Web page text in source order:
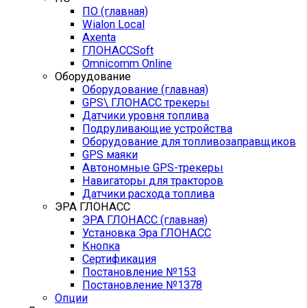
ПО (главная)
Wialon Local
Axenta
ГЛОНАССSoft
Оmnicomm Оnline
Оборудование
Оборудование (главная)
GPS\ ГЛОНАСС трекеры
Датчики уровня топлива
Подруливающие устройства
Оборудование для топливозаправщиков
GPS маяки
Автономные GPS-трекеры
Навигаторы для тракторов
Датчики расхода топлива
ЭРА ГЛОНАСС
ЭРА ГЛОНАСС (главная)
Установка Эра ГЛОНАСС
Кнопка
Сертификация
Постановление №153
Постановление №1378
Опции